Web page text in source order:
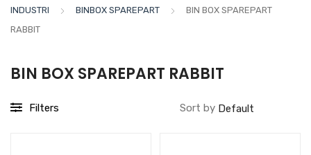
INDUSTRI
BINBOX SPAREPART
BIN BOX SPAREPART
RABBIT
BIN BOX SPAREPART RABBIT
Filters Sort by